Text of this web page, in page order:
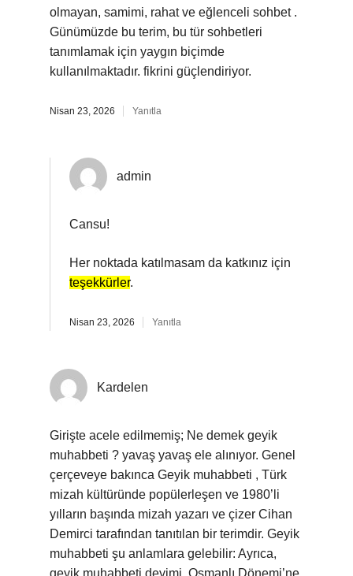
olmayan, samimi, rahat ve eğlenceli sohbet .
Günümüzde bu terim, bu tür sohbetleri
tanımlamak için yaygın biçimde
kullanılmaktadır. fikrini güçlendiriyor.
Nisan 23, 2026 Yanıtla
admin
Cansu!
Her noktada katılmasam da katkınız için
teşekkürler.
Nisan 23, 2026 Yanıtla
Kardelen
Girişte acele edilmemiş; Ne demek geyik
muhabbeti ? yavaş yavaş ele alınıyor. Genel
çerçeveye bakınca Geyik muhabbeti , Türk
mizah kültüründe popülerleşen ve 1980’li
yılların başında mizah yazarı ve çizer Cihan
Demirci tarafından tanıtılan bir terimdir. Geyik
muhabbeti şu anlamlara gelebilir: Ayrıca,
geyik muhabbeti deyimi, Osmanlı Dönemi’ne